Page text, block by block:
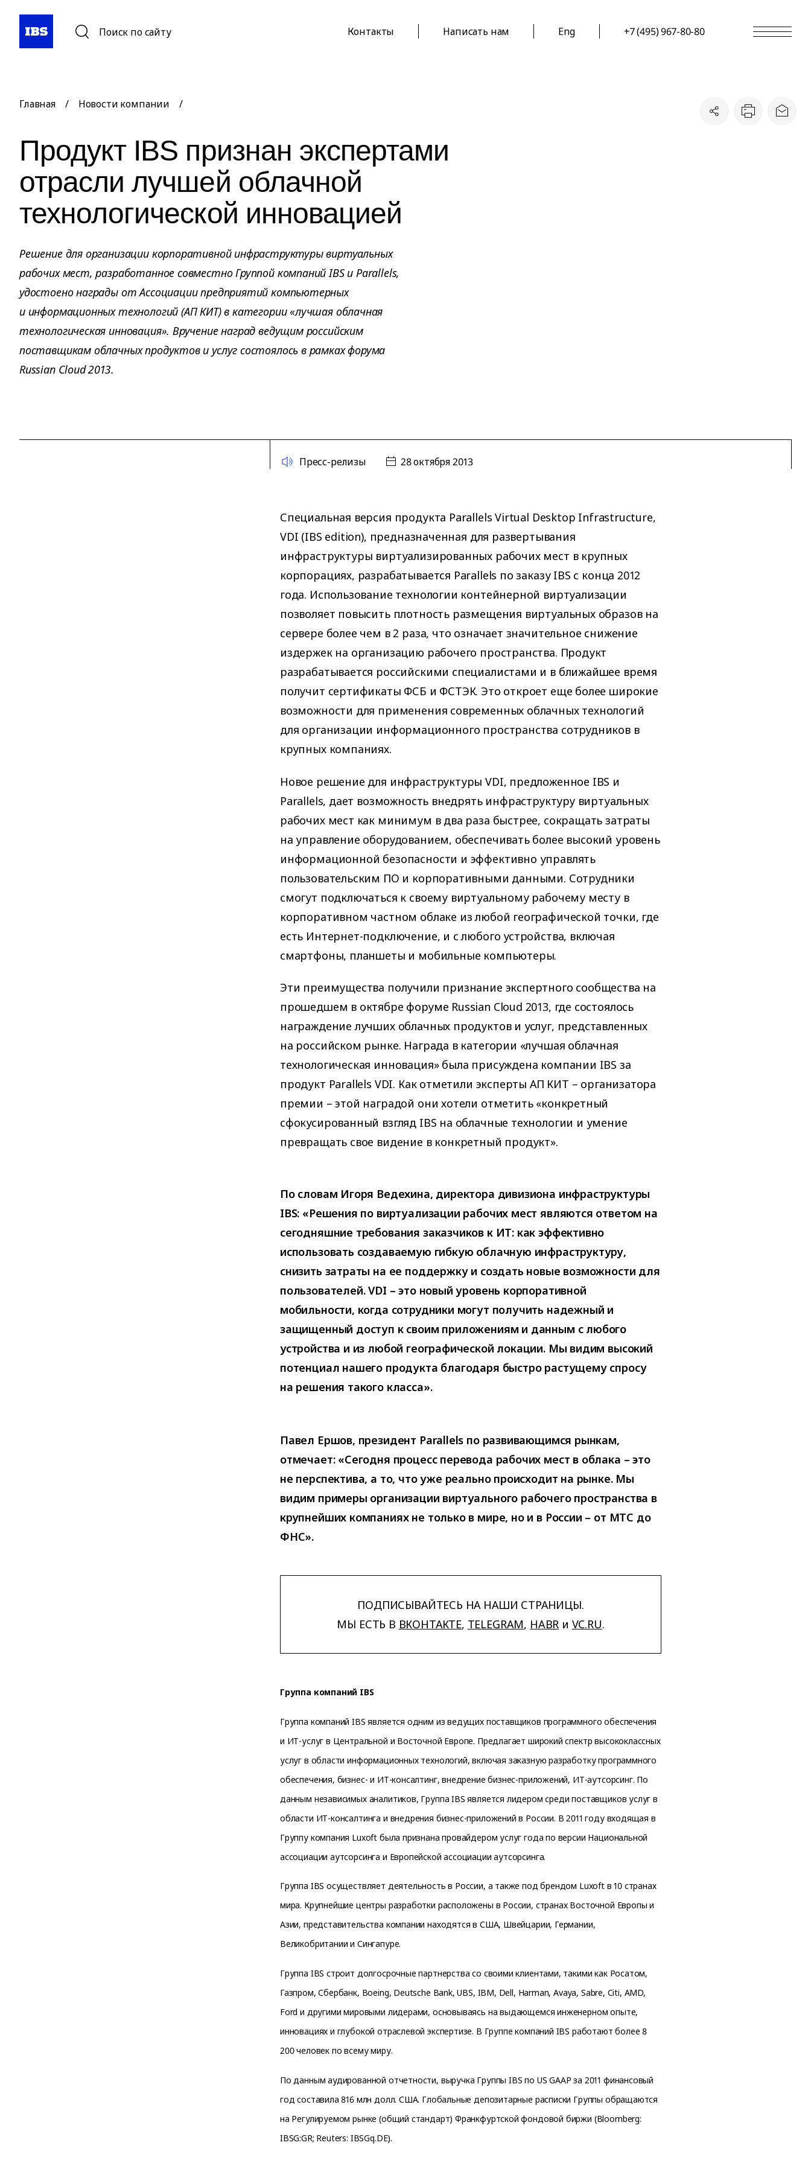
Поиск по сайту Контакты Написать нам Eng +7 (495) 967-80-80
Главная / Новости компании /
Продукт IBS признан экспертами
отрасли лучшей облачной
технологической инновацией
Решение для организации корпоративной инфраструктуры виртуальных
рабочих мест, разработанное совместно Группой компаний IBS и Parallels,
удостоено награды от Ассоциации предприятий компьютерных
и информационных технологий (АП КИТ) в категории «лучшая облачная
технологическая инновация». Вручение наград ведущим российским
поставщикам облачных продуктов и услуг состоялось в рамках форума
Russian Cloud 2013.
Пресс-релизы 28 октября 2013
Специальная версия продукта Parallels Virtual Desktop Infrastructure,
VDI (IBS edition), предназначенная для развертывания
инфраструктуры виртуализированных рабочих мест в крупных
корпорациях, разрабатывается Parallels по заказу IBS с конца 2012
года. Использование технологии контейнерной виртуализации
позволяет повысить плотность размещения виртуальных образов на
сервере более чем в 2 раза, что означает значительное снижение
издержек на организацию рабочего пространства. Продукт
разрабатывается российскими специалистами и в ближайшее время
получит сертификаты ФСБ и ФСТЭК. Это откроет еще более широкие
возможности для применения современных облачных технологий
для организации информационного пространства сотрудников в
крупных компаниях.
Новое решение для инфраструктуры VDI, предложенное IBS и
Parallels, дает возможность внедрять инфраструктуру виртуальных
рабочих мест как минимум в два раза быстрее, сокращать затраты
на управление оборудованием, обеспечивать более высокий уровень
информационной безопасности и эффективно управлять
пользовательским ПО и корпоративными данными. Сотрудники
смогут подключаться к своему виртуальному рабочему месту в
корпоративном частном облаке из любой географической точки, где
есть Интернет-подключение, и с любого устройства, включая
смартфоны, планшеты и мобильные компьютеры.
Эти преимущества получили признание экспертного сообщества на
прошедшем в октябре форуме Russian Cloud 2013, где состоялось
награждение лучших облачных продуктов и услуг, представленных
на российском рынке. Награда в категории «лучшая облачная
технологическая инновация» была присуждена компании IBS за
продукт Parallels VDI. Как отметили эксперты АП КИТ – организатора
премии – этой наградой они хотели отметить «конкретный
сфокусированный взгляд IBS на облачные технологии и умение
превращать свое видение в конкретный продукт».
По словам Игоря Ведехина, директора дивизиона инфраструктуры
IBS: «Решения по виртуализации рабочих мест являются ответом на
сегодняшние требования заказчиков к ИТ: как эффективно
использовать создаваемую гибкую облачную инфраструктуру,
снизить затраты на ее поддержку и создать новые возможности для
пользователей. VDI – это новый уровень корпоративной
мобильности, когда сотрудники могут получить надежный и
защищенный доступ к своим приложениям и данным с любого
устройства и из любой географической локации. Мы видим высокий
потенциал нашего продукта благодаря быстро растущему спросу
на решения такого класса».
Павел Ершов, президент Parallels по развивающимся рынкам,
отмечает: «Сегодня процесс перевода рабочих мест в облака – это
не перспектива, а то, что уже реально происходит на рынке. Мы
видим примеры организации виртуального рабочего пространства в
крупнейших компаниях не только в мире, но и в России – от МТС до
ФНС».
ПОДПИСЫВАЙТЕСЬ НА НАШИ СТРАНИЦЫ.
МЫ ЕСТЬ В ВКОНТАКТЕ, TELEGRAM, HABR и VC.RU.
Группа компаний IBS
Группа компаний IBS является одним из ведущих поставщиков программного обеспечения
и ИТ-услуг в Центральной и Восточной Европе. Предлагает широкий спектр высококлассных
услуг в области информационных технологий, включая заказную разработку программного
обеспечения, бизнес- и ИТ-консалтинг, внедрение бизнес-приложений, ИТ-аутсорсинг. По
данным независимых аналитиков, Группа IBS является лидером среди поставщиков услуг в
области ИТ-консалтинга и внедрения бизнес-приложений в России. В 2011 году входящая в
Группу компания Luxoft была признана провайдером услуг года по версии Национальной
ассоциации аутсорсинга и Европейской ассоциации аутсорсинга.
Группа IBS осуществляет деятельность в России, а также под брендом Luxoft в 10 странах
мира. Крупнейшие центры разработки расположены в России, странах Восточной Европы и
Азии, представительства компании находятся в США, Швейцарии, Германии,
Великобритании и Сингапуре.
Группа IBS строит долгосрочные партнерства со своими клиентами, такими как Росатом,
Газпром, Сбербанк, Boeing, Deutsche Bank, UBS, IBM, Dell, Harman, Avaya, Sabre, Citi, AMD,
Ford и другими мировыми лидерами, основываясь на выдающемся инженерном опыте,
инновациях и глубокой отраслевой экспертизе. В Группе компаний IBS работают более 8
200 человек по всему миру.
По данным аудированной отчетности, выручка Группы IBS по US GAAP за 2011 финансовый
год составила 816 млн долл. США. Глобальные депозитарные расписки Группы обращаются
на Регулируемом рынке (общий стандарт) Франкфуртской фондовой биржи (Bloomberg:
IBSG:GR; Reuters: IBSGq.DE).